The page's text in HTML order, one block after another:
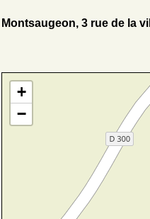
Montsaugeon, 3 rue de la
+
−